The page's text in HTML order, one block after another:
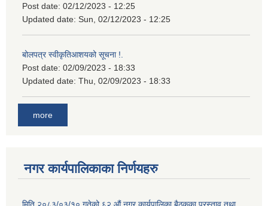
Post date: 02/12/2023 - 12:25
Updated date: Sun, 02/12/2023 - 12:25
बोलपत्र स्वीकृतिआशयको सूचना !.
Post date: 02/09/2023 - 18:33
Updated date: Thu, 02/09/2023 - 18:33
more
नगर कार्यपालिकाका निर्णयहरु
मिति २०८३/०३/१० गतेको ६२ औं नगर कार्यपालिका बैठकका प्रस्ताव तथा